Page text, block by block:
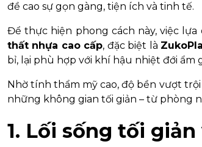
đề cao sự gọn gàng, tiện ích và tinh tế.
Để thực hiện phong cách này, việc
thất nhựa cao cấp, đặc biệt là
bỉ, lại phù hợp với khí hậu nhiệt đới ẩm
Nhờ tính thẩm mỹ cao, độ bền vượt
những không gian tối giản – từ phòng
1. Lối sống tối